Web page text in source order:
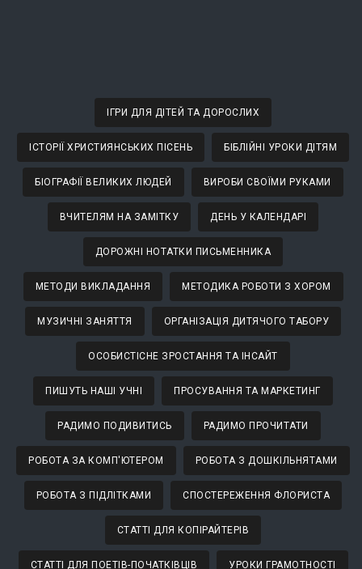
ІГРИ ДЛЯ ДІТЕЙ ТА ДОРОСЛИХ
ІСТОРІЇ ХРИСТИЯНСЬКИХ ПІСЕНЬ БІБЛІЙНІ УРОКИ ДІТЯМ
БІОГРАФІЇ ВЕЛИКИХ ЛЮДЕЙ ВИРОБИ СВОЇМИ РУКАМИ
ВЧИТЕЛЯМ НА ЗАМІТКУ ДЕНЬ У КАЛЕНДАРІ
ДОРОЖНІ НОТАТКИ ПИСЬМЕННИКА
МЕТОДИ ВИКЛАДАННЯ МЕТОДИКА РОБОТИ З ХОРОМ
МУЗИЧНІ ЗАНЯТТЯ ОРГАНІЗАЦІЯ ДИТЯЧОГО ТАБОРУ
ОСОБИСТІСНЕ ЗРОСТАННЯ ТА ІНСАЙТ
ПИШУТЬ НАШІ УЧНІ ПРОСУВАННЯ ТА МАРКЕТИНГ
РАДИМО ПОДИВИТИСЬ РАДИМО ПРОЧИТАТИ
РОБОТА ЗА КОМП'ЮТЕРОМ РОБОТА З ДОШКІЛЬНЯТАМИ
РОБОТА З ПІДЛІТКАМИ СПОСТЕРЕЖЕННЯ ФЛОРИСТА
СТАТТІ ДЛЯ КОПІРАЙТЕРІВ
СТАТТІ ДЛЯ ПОЕТІВ-ПОЧАТКІВЦІВ УРОКИ ГРАМОТНОСТІ